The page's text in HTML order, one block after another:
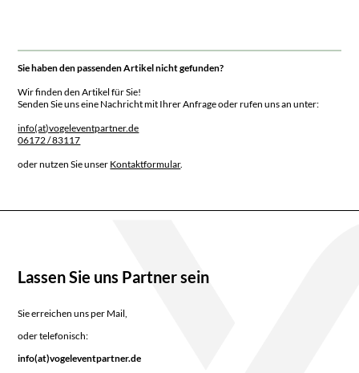
Sie haben den passenden Artikel nicht gefunden?
Wir finden den Artikel für Sie!
Senden Sie uns eine Nachricht mit Ihrer Anfrage oder rufen uns an unter:
info(at)vogeleventpartner.de
06172 / 83117
oder nutzen Sie unser Kontaktformular.
Lassen Sie uns Partner sein
Sie erreichen uns per Mail,
oder telefonisch:
info(at)vogeleventpartner.de